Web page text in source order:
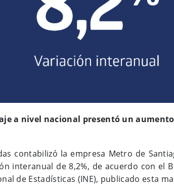
a nivel nacional presentó un aumento
contabilizó la empresa Metro de
interanual de 8,2%, de acuerdo con el
de Estadísticas (INE), publicado esta